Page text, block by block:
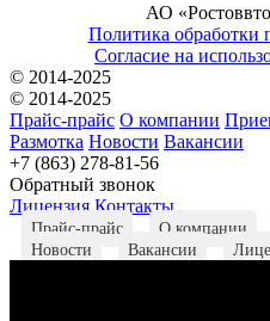
АО
Политика обработки
Согласие на
© 2014-2025
© 2014-2025
Прайс-прайс О компании
Размотка Новости Вакансии
+7 (863) 278-81-56
Обратный звонок
Лицензия Контакты
Прайс-прайс О компании
Новости
Вакансии